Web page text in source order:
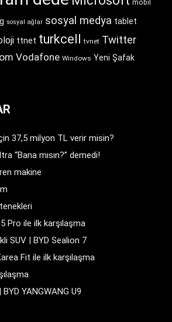
mobil
sosyal ağlar sosyal medya tablet
ttnet turkcell tvnet Twitter
Vodafone Windows Yeni Şafak
37,5 milyon TL verir misin?
“Bana mısın?” demedi!
makine
Pro ile ilk karşılaşma
SUV | BYD Sealion 7
Fit ile ilk karşılaşma
YANGWANG U9